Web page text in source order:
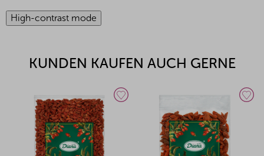
High-contrast mode
KUNDEN KAUFEN AUCH GERNE